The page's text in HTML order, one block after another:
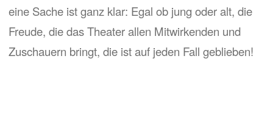
eine Sache ist ganz klar: Egal ob jung oder alt, die
Freude, die das Theater allen Mitwirkenden und
Zuschauern bringt, die ist auf jeden Fall geblieben!